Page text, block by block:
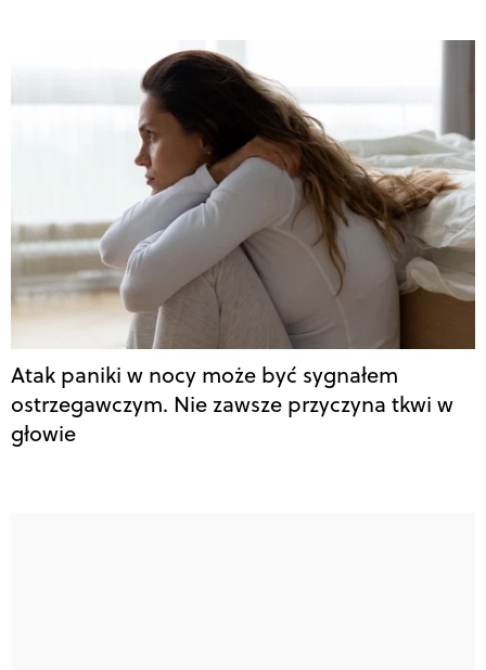
Atak paniki w nocy może być sygnałem
ostrzegawczym. Nie zawsze przyczyna tkwi w
głowie